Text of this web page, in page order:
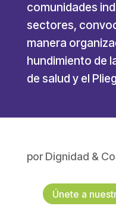
comunidades
sectores,
manera
hundimiento de
de salud y el
porDignidad &
Únete a